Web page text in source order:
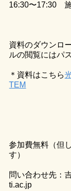
16:30〜17:30
資料のダウンロ
ルの閲覧にはパ
＊資料はこちら
TEM
参加費無料（但
す）
問い合わせ先：
ti.ac.jp